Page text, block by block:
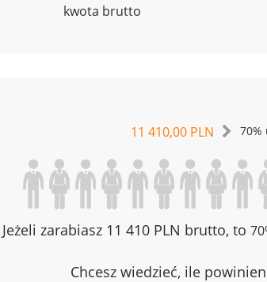
kwota brutto
11 410,00 PLN 70%
Jeżeli zarabiasz 11 410 PLN brutto, to
Chcesz wiedzieć, ile